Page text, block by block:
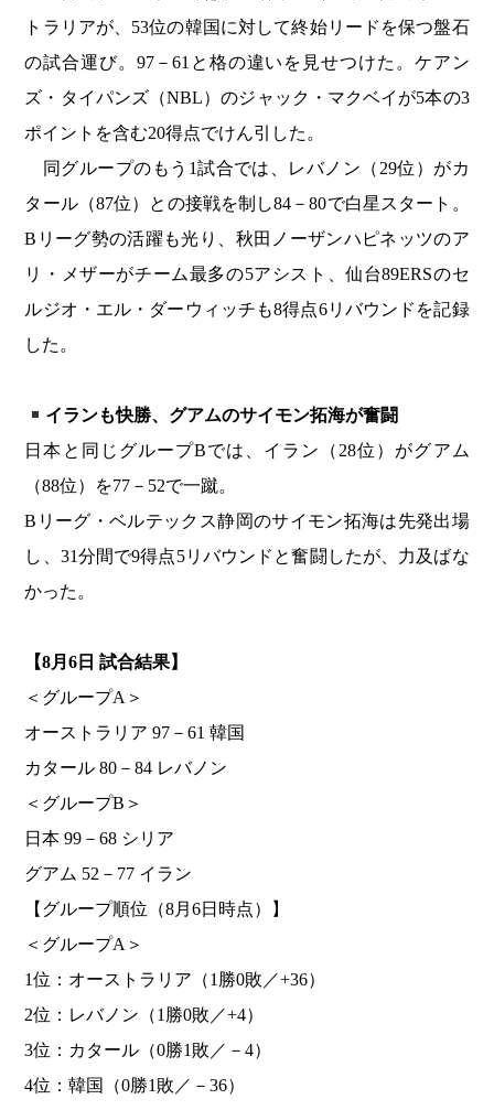
トラリアが、53位の韓国に対して終始リードを保つ盤石
の試合運び。97－61と格の違いを見せつけた。ケアン
ズ・タイパンズ（NBL）のジャック・マクベイが5本の3
ポイントを含む20得点でけん引した。
同グループのもう1試合では、レバノン（29位）がカ
タール（87位）との接戦を制し84－80で白星スタート。
Bリーグ勢の活躍も光り、秋田ノーザンハピネッツのア
リ・メザーがチーム最多の5アシスト、仙台89ERSのセ
ルジオ・エル・ダーウィッチも8得点6リバウンドを記録
した。
イランも快勝、グアムのサイモン拓海が奮闘
日本と同じグループBでは、イラン（28位）がグアム
（88位）を77－52で一蹴。
Bリーグ・ベルテックス静岡のサイモン拓海は先発出場
し、31分間で9得点5リバウンドと奮闘したが、力及ばな
かった。
【8月6日 試合結果】
＜グループA＞
オーストラリア 97－61 韓国
カタール 80－84 レバノン
＜グループB＞
日本 99－68 シリア
グアム 52－77 イラン
【グループ順位（8月6日時点）】
＜グループA＞
1位：オーストラリア（1勝0敗／+36）
2位：レバノン（1勝0敗／+4）
3位：カタール（0勝1敗／－4）
4位：韓国（0勝1敗／－36）